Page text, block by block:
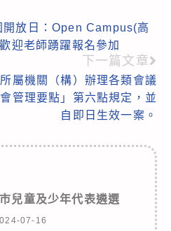
開放日：Open Campus(高
迎老師踴躍報名參加
下一篇文章
屬機關（構）辦理各類會議
管理要點」第六點規定，並
自即日生效一案。
兒童及少年代表遴選
07-16